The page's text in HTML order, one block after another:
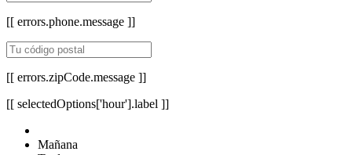
[[ errors.phone.message ]]
[[ errors.zipCode.message ]]
[[ selectedOptions['hour'].label ]]
Mañana